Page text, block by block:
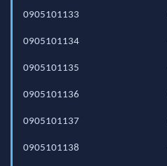
0905101133
0905101134
0905101135
0905101136
0905101137
0905101138